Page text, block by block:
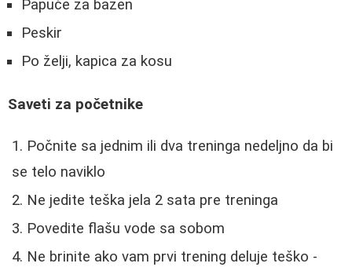
Papuče za bazen
Peskir
Po želji, kapica za kosu
Saveti za početnike
Počnite sa jednim ili dva treninga nedeljno da bi
se telo naviklo
Ne jedite teška jela 2 sata pre treninga
Povedite flašu vode sa sobom
Ne brinite ako vam prvi trening deluje teško -